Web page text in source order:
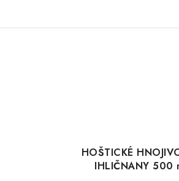
HOŠTICKÉ
IHLIČNANY 500